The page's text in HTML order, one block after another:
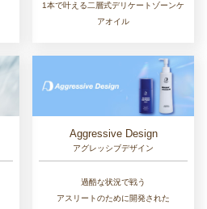
1本で叶える二層式デリケートゾーンケ
アオイル
Aggressive Design
アグレッシブデザイン
過酷な状況で戦う
アスリートのために開発された